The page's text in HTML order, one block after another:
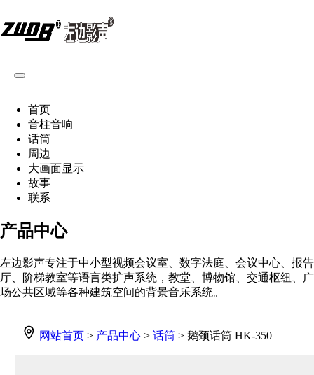
首页
音柱音响
话筒
周边
大画面显示
故事
联系
产品中心
左边影声专注于中小型视频会议室、数字法庭、会议中心、报告
厅、阶梯教室等语言类扩声系统，教堂、博物馆、交通枢纽、广
场公共区域等各种建筑空间的背景音乐系统。
网站首页> 产品中心>话筒 > 鹅颈话筒 HK-350